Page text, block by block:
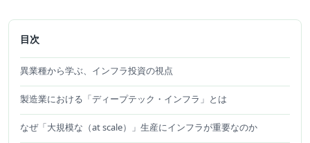
目次
異業種から学ぶ、インフラ投資の視点
製造業における「ディープテック・インフラ」とは
なぜ「大規模な（at scale）」生産にインフラが重要なのか